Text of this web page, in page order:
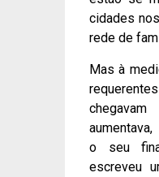
cidades
rede de
Mas à
o seu
escreveu